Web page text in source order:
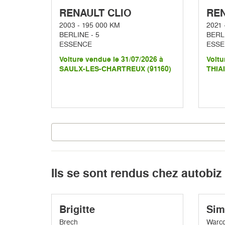
RENAULT CLIO
2003 - 195 000 KM
BERLINE - 5
ESSENCE
Voiture vendue le 31/07/2026 à
SAULX-LES-CHARTREUX (91160)
2021
Ils se sont rendus chez
Brigitte
Brech